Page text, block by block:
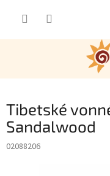
Tibetské
Sandalwood
02088206